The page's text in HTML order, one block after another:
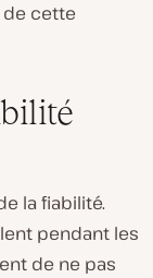
de cette
la fiabilité.
pendant les
de ne pas